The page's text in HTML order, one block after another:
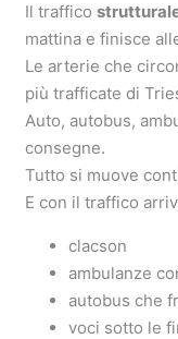
Il traffico
mattina e finisce
Le arterie che
più trafficate di
Auto, autobus,
consegne.
Tutto si muove
E con il traffico
clacson
ambulanze
autobus che
voci sotto le